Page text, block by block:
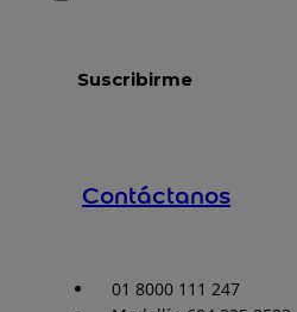
Contáctanos
01 8000 111 247